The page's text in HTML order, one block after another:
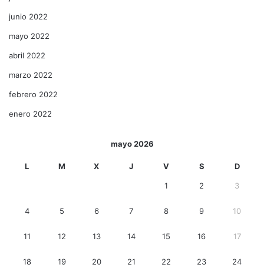
junio 2022
mayo 2022
abril 2022
marzo 2022
febrero 2022
enero 2022
mayo 2026
L M X J V S D
1 2 3
4 5 6 7 8 9 10
11 12 13 14 15 16 17
18 19 20 21 22 23 24